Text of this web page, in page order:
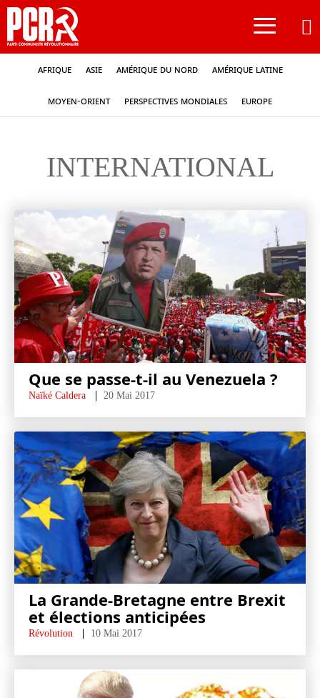
≡
Afrique Asie Amérique du nord Amérique latine
Moyen-Orient Perspectives mondiales Europe
INTERNATIONAL
Que se passe-t-il au Venezuela ?
Naïké Caldera 20 Mai 2017
La Grande-Bretagne entre Brexit
et élections anticipées
Révolution 10 Mai 2017